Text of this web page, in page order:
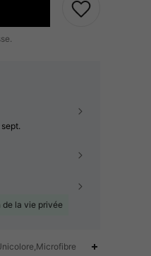
de la vie privée